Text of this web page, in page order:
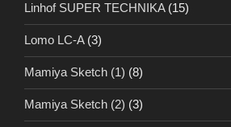
Linhof SUPER TECHNIKA(15)
Lomo LC-A(3)
Mamiya Sketch (1) (8)
Mamiya Sketch (2) (3)